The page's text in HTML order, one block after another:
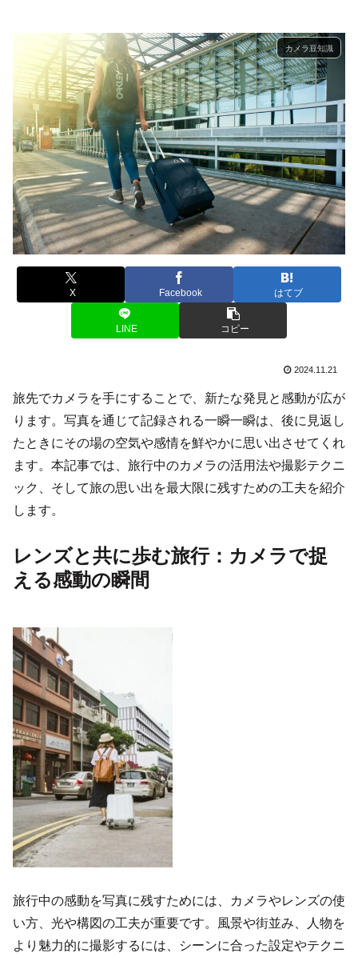
カメラ豆知識
X Facebook はてブ
LINE コピー
2024.11.21
旅先でカメラを手にすることで、新たな発見と感動が広が
ります。写真を通じて記録される一瞬一瞬は、後に見返し
たときにその場の空気や感情を鮮やかに思い出させてくれ
ます。本記事では、旅行中のカメラの活用法や撮影テクニ
ック、そして旅の思い出を最大限に残すための工夫を紹介
します。
レンズと共に歩む旅行：カメラで捉
える感動の瞬間
旅行中の感動を写真に残すためには、カメラやレンズの使
い方、光や構図の工夫が重要です。風景や街並み、人物を
より魅力的に撮影するには、シーンに合った設定やテクニ